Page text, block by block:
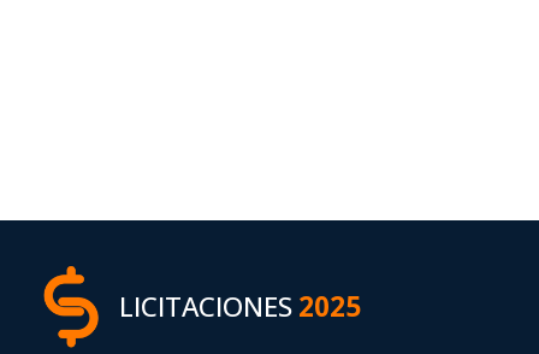
LICITACIONES2025